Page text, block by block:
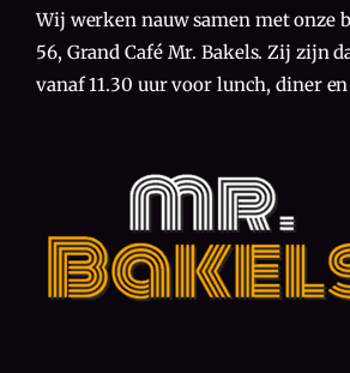
Wij werken nauw samen met onze
56, Grand Café Mr. Bakels. Zij zijn
vanaf 11.30 uur voor lunch, diner en